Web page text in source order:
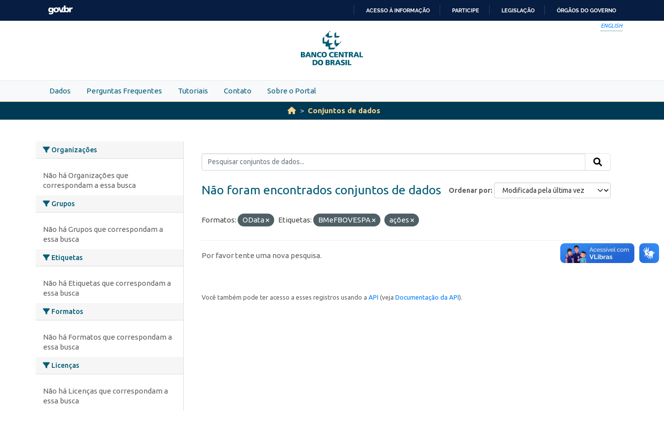
Skip to main content
PARA
O
CONTEÚDO
ACESSO À INFORMAÇÃO PARTICIPE LEGISLAÇÃO ÓRGÃOS DO GOVERNO
ENGLISH
Dados Perguntas Frequentes Tutoriais Contato Sobre o Portal
Conjuntos de dados
Organizações
Não há Organizações que
correspondam a essa busca
Grupos
Não há Grupos que correspondam a
essa busca
Etiquetas
Não há Etiquetas que correspondam a
essa busca
Formatos
Não há Formatos que correspondam a
essa busca
Licenças
Não há Licenças que correspondam a
essa busca
Ordenar por
Não foram encontrados conjuntos de dados
Formatos: OData Etiquetas: BMeFBOVESPA ações
Por favor tente uma nova pesquisa.
Você também pode ter acesso a esses registros usando a API (veja Documentação da API).